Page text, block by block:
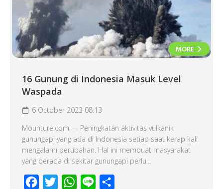
MORE
16 Gunung di Indonesia Masuk Level
Waspada
6 October 2023 08:13
Mounture.com — Peningkatan aktivitas vulkanik
gunungapi yang ada di Indonesia setiap saat kerap kali
mengalami perubahan. Hal ini membuat masyarakat
yang berada di sekitar gunungapi perlu...
Facebook
Twitter WhatsApp
Line